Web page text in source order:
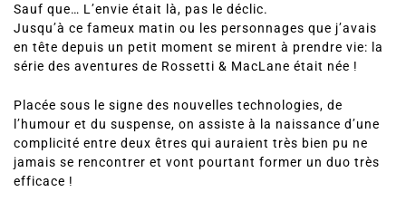
Jusqu’à ce fameux matin ou les personnages que j’avais
en tête depuis un petit moment se mirent à prendre vie: la
série des aventures de Rossetti & MacLane était née !
l’humour et du suspense, on assiste à la naissance d’une
complicité entre deux êtres qui auraient très bien pu ne
jamais se rencontrer et vont pourtant former un duo très
efficace !